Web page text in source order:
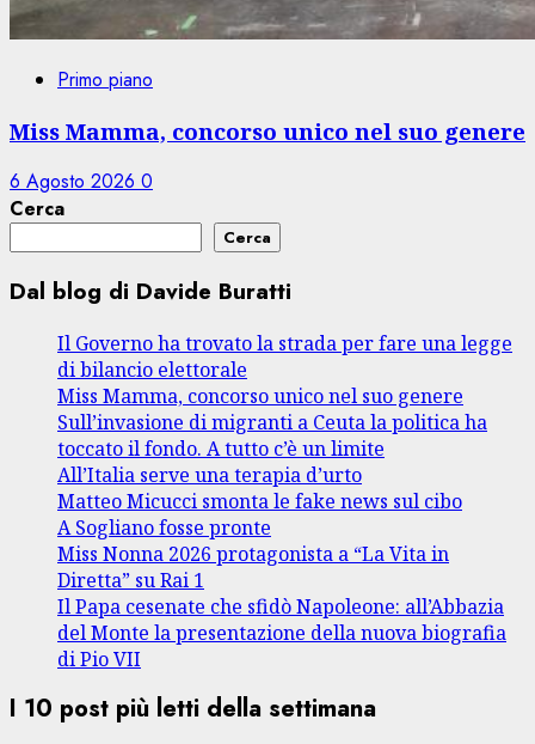
Primo piano
Miss Mamma, concorso unico nel suo genere
6 Agosto 2026 0
Cerca
Cerca
Dal blog di Davide Buratti
Il Governo ha trovato la strada per fare una legge
di bilancio elettorale
Miss Mamma, concorso unico nel suo genere
Sull’invasione di migranti a Ceuta la politica ha
toccato il fondo. A tutto c’è un limite
All’Italia serve una terapia d’urto
Matteo Micucci smonta le fake news sul cibo
A Sogliano fosse pronte
Miss Nonna 2026 protagonista a “La Vita in
Diretta” su Rai 1
Il Papa cesenate che sfidò Napoleone: all’Abbazia
del Monte la presentazione della nuova biografia
di Pio VII
I 10 post più letti della settimana